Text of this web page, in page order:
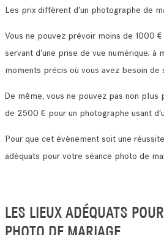
Les prix diffèrent d’un photographe de
Vous ne pouvez prévoir moins de 1000
servant d’une prise de vue numérique; à
moments précis où vous avez besoin de
De même, vous ne pouvez pas non plus
de 2500 € pour un photographe usant
Pour que cet évènement soit une
adéquats pour votre séance photo de
LES LIEUX ADÉQUATS